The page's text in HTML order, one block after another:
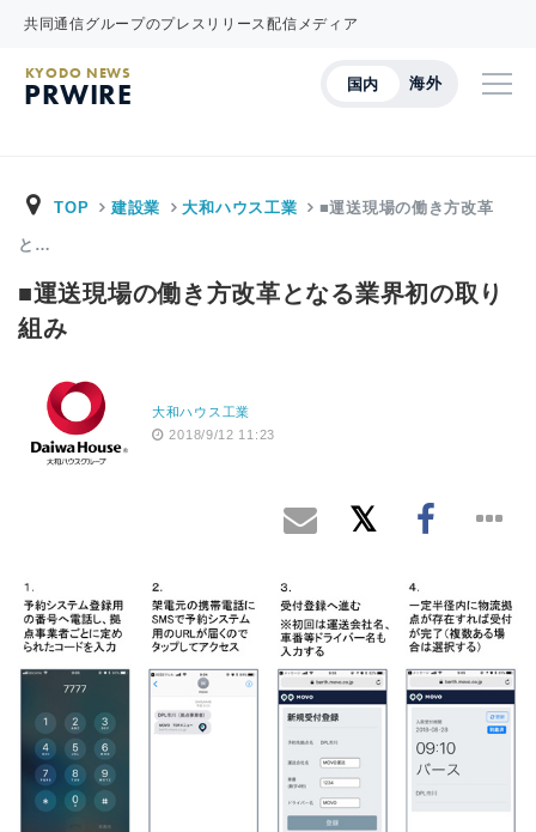
共同通信グループのプレスリリース配信メディア
国内 海外
KYODO NEWS
PRWIRE
TOP 建設業 大和ハウス工業 ■運送現場の働き方改革
と…
■運送現場の働き方改革となる業界初の取り
組み
大和ハウス工業
2018/9/12 11:23